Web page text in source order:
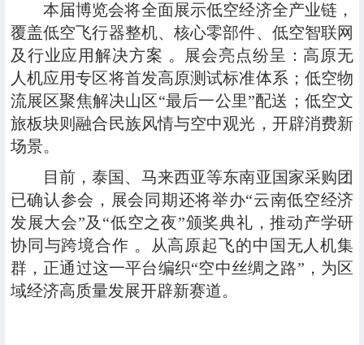
本届博览会将全面展示低空经济全产业链，
覆盖低空飞行器整机、核心零部件、低空智联网
及行业应用解决方案 。展会亮点纷呈：高原无
人机应用专区将首发高原测试标准体系；低空物
流展区聚焦解决山区“最后一公里”配送；低空文
旅板块则融合民族风情与空中观光，开辟消费新
场景。
目前，泰国、马来西亚等东南亚国家采购团
已确认参会，展会同期还将举办“云南低空经济
发展大会”及 “低空之夜”颁奖典礼，推动产学研
协同与跨境合作 。从高原起飞的中国无人机集
群，正通过这一平台编织“空中丝绸之路” ，为区
域经济高质量发展开辟新赛道。